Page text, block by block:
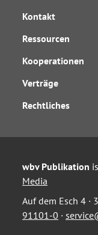
Kontakt
Ressourcen
Kooperationen
Verträge
Rechtliches
wbv Publikation
Media
Auf dem Esch 4 ·
91101-0 ·